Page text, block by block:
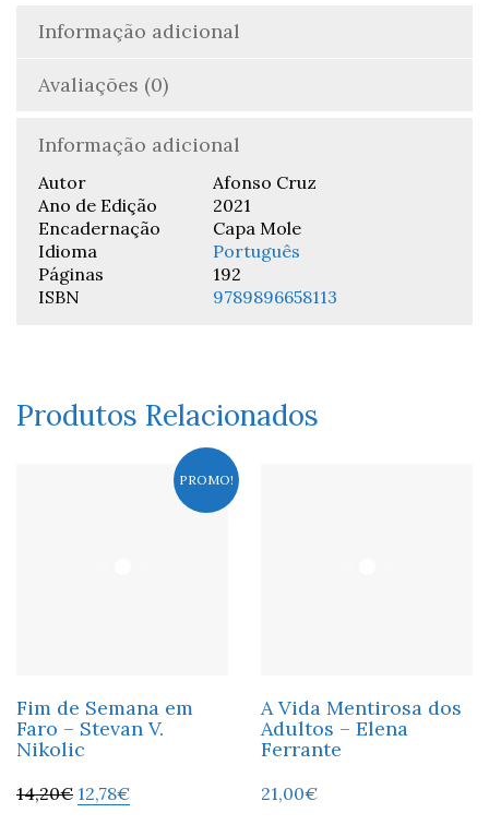
Informação adicional
Avaliações (0)
Informação adicional
Autor
Afonso Cruz
Ano de Edição
2021
Encadernação
Capa Mole
Idioma
Português
Páginas
192
ISBN
9789896658113
Produtos Relacionados
PROMO!
Fim de Semana em
Faro – Stevan V.
Nikolic
14,20€ 12,78€
A Vida Mentirosa dos
Adultos – Elena
Ferrante
21,00€